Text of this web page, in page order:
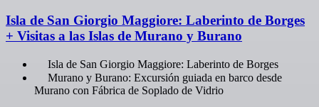
Isla de San Giorgio Maggiore: Laberinto de Borges
+ Visitas a las Islas de Murano y Burano
Isla de San Giorgio Maggiore: Laberinto de Borges
Murano y Burano: Excursión guiada en barco desde
Murano con Fábrica de Soplado de Vidrio